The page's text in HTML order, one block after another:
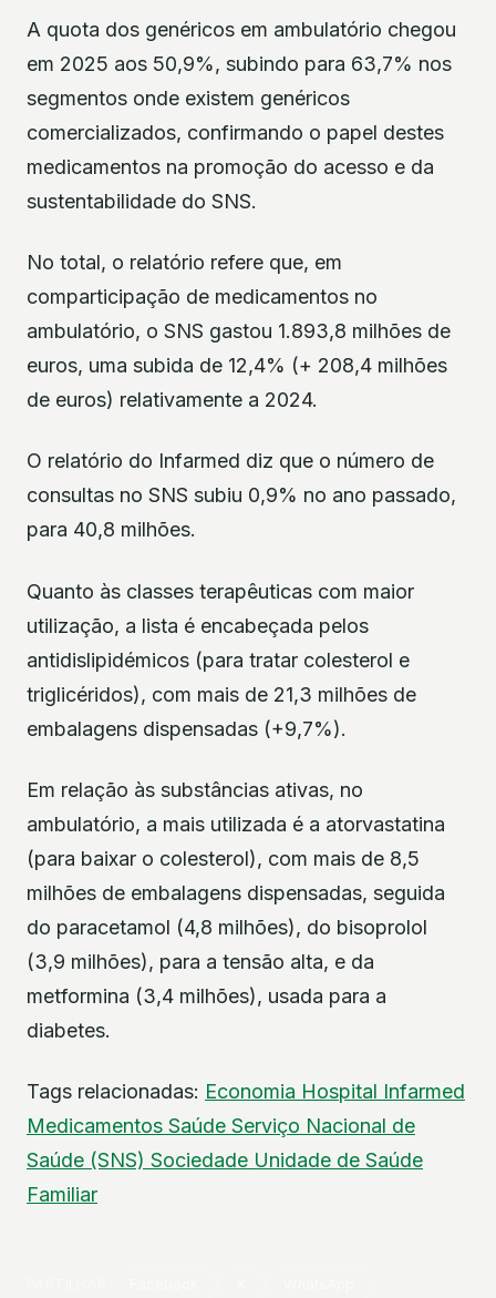
A quota dos genéricos em ambulatório chegou
em 2025 aos 50,9%, subindo para 63,7% nos
segmentos onde existem genéricos
comercializados, confirmando o papel destes
medicamentos na promoção do acesso e da
sustentabilidade do SNS.
No total, o relatório refere que, em
comparticipação de medicamentos no
ambulatório, o SNS gastou 1.893,8 milhões de
euros, uma subida de 12,4% (+ 208,4 milhões
de euros) relativamente a 2024.
O relatório do Infarmed diz que o número de
consultas no SNS subiu 0,9% no ano passado,
para 40,8 milhões.
Quanto às classes terapêuticas com maior
utilização, a lista é encabeçada pelos
antidislipidémicos (para tratar colesterol e
triglicéridos), com mais de 21,3 milhões de
embalagens dispensadas (+9,7%).
Em relação às substâncias ativas, no
ambulatório, a mais utilizada é a atorvastatina
(para baixar o colesterol), com mais de 8,5
milhões de embalagens dispensadas, seguida
do paracetamol (4,8 milhões), do bisoprolol
(3,9 milhões), para a tensão alta, e da
metformina (3,4 milhões), usada para a
diabetes.
Tags relacionadas: Economia Hospital Infarmed
Medicamentos Saúde Serviço Nacional de
Saúde (SNS) Sociedade Unidade de Saúde
Familiar